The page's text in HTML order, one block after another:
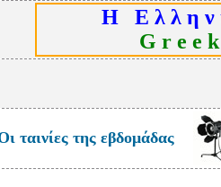
Η Ε λ λ η ν
G r e e
ταινίες της εβδομάδας